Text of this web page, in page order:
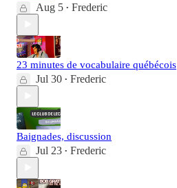
Aug 5 • Frederic
23 minutes de vocabulaire québécois
Jul 30 • Frederic
Baignades, discussion
Jul 23 • Frederic